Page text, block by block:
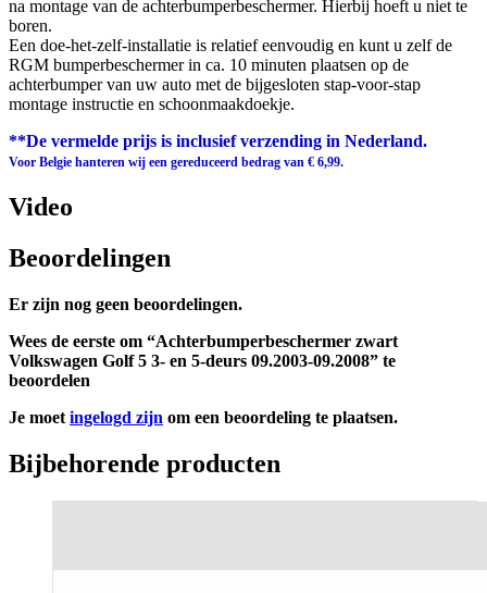
na montage van de achterbumperbeschermer. Hierbij hoeft u niet te
boren.
Een doe-het-zelf-installatie is relatief eenvoudig en kunt u zelf de
RGM bumperbeschermer in ca. 10 minuten plaatsen op de
achterbumper van uw auto met de bijgesloten stap-voor-stap
montage instructie en schoonmaakdoekje.
**De vermelde prijs is inclusief verzending in Nederland.
Voor Belgie hanteren wij een gereduceerd bedrag van € 6,99.
Video
Beoordelingen
Er zijn nog geen beoordelingen.
Wees de eerste om “Achterbumperbeschermer zwart
Volkswagen Golf 5 3- en 5-deurs 09.2003-09.2008” te
beoordelen
Je moet ingelogd zijn om een beoordeling te plaatsen.
Bijbehorende producten